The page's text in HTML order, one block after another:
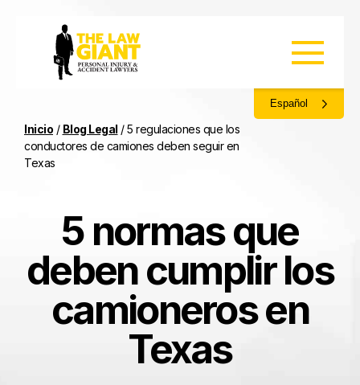
Español
Inicio / Blog Legal /5 regulaciones que los
conductores de camiones deben seguir en
Texas
5 normas que
deben cumplir los
camioneros en
Texas